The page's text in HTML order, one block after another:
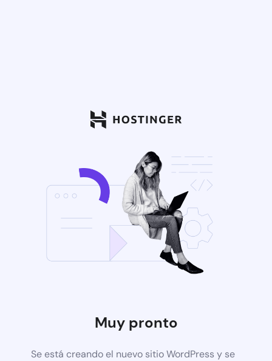
Muy pronto
Se está creando el nuevo sitio WordPress y se